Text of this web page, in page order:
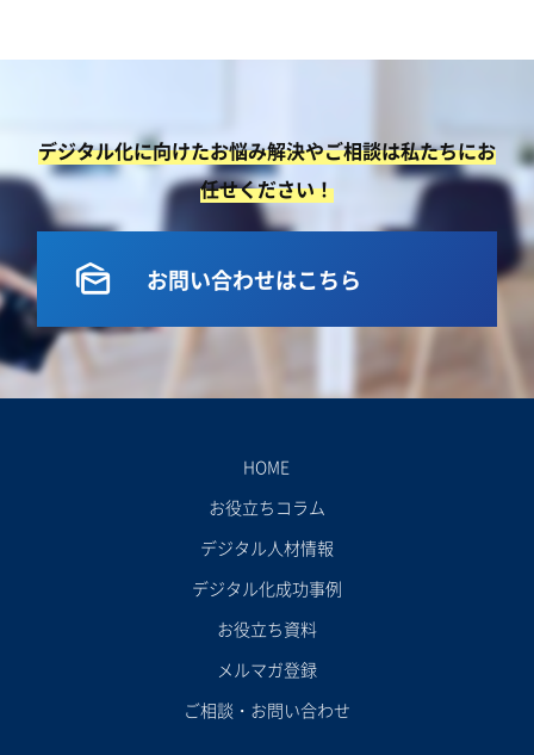
デジタル化に向けたお悩み解決やご相談は私たちにお
任せください！
mark_as_unread お問い合わせはこちら
HOME
お役立ちコラム
デジタル人材情報
デジタル化成功事例
お役立ち資料
メルマガ登録
ご相談・お問い合わせ